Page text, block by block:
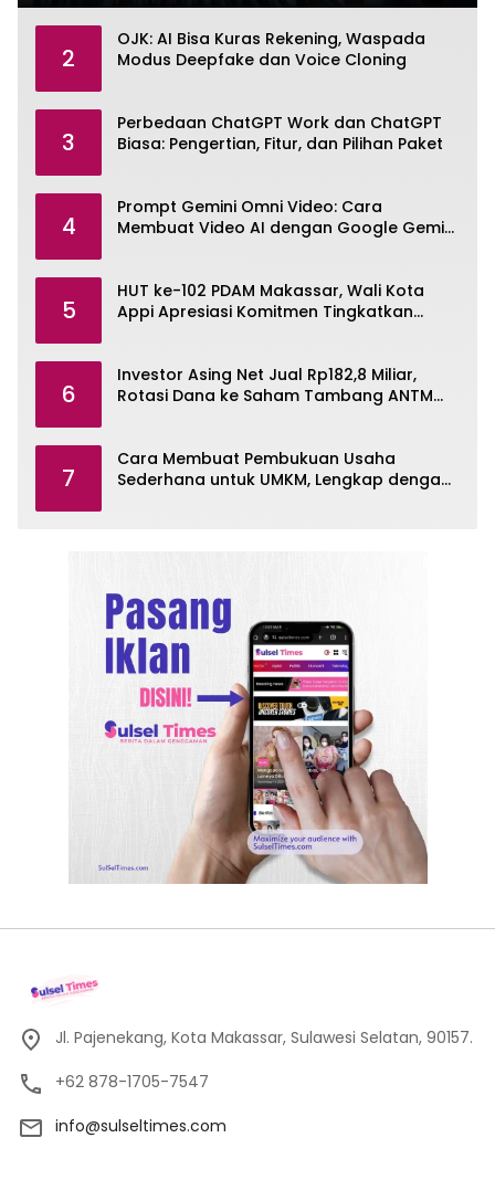
2
OJK: AI Bisa Kuras Rekening, Waspada
Modus Deepfake dan Voice Cloning
3
Perbedaan ChatGPT Work dan ChatGPT
Biasa: Pengertian, Fitur, dan Pilihan Paket
4
Prompt Gemini Omni Video: Cara
Membuat Video AI dengan Google Gemini
5
HUT ke-102 PDAM Makassar, Wali Kota
Appi Apresiasi Komitmen Tingkatkan
6
Investor Asing Net Jual Rp182,8 Miliar,
Rotasi Dana ke Saham Tambang ANTM
7
Cara Membuat Pembukuan Usaha
Sederhana untuk UMKM, Lengkap dengan
Jl. Pajenekang, Kota Makassar, Sulawesi Selatan, 90157.
+62 878-1705-7547
info@sulseltimes.com